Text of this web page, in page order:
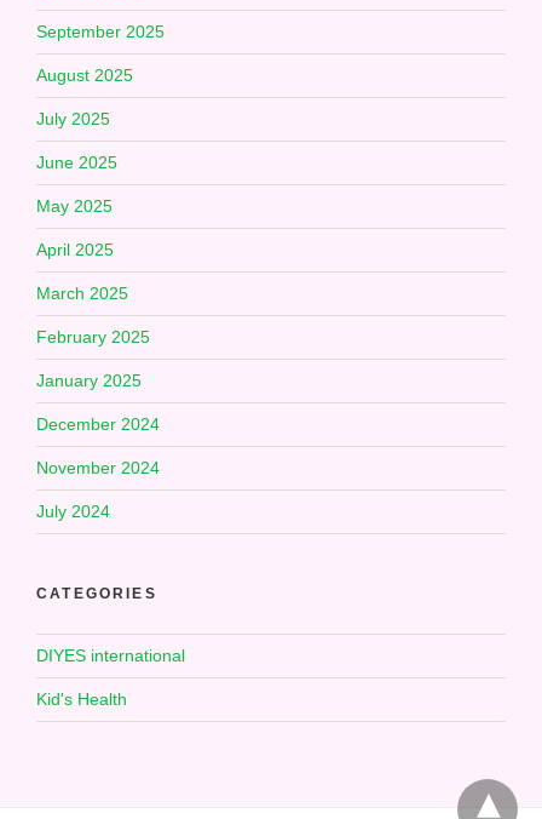
September 2025
August 2025
July 2025
June 2025
May 2025
April 2025
March 2025
February 2025
January 2025
December 2024
November 2024
July 2024
CATEGORIES
DIYES international
Kid's Health